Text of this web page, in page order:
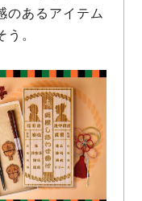
のあるアイテム
。